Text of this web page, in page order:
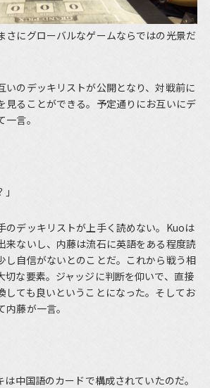
にグローバルなゲームならではの光景だ
のデッキリストが公開となり、対戦前に
見ることができる。予定通りにお互いにデ
言。
のデッキリストが上手く読めない。Kuoは
来ないし、内藤は流石に英語をある程度読
し自信がないとのことだ。これから戦う相
切な要素。ジャッジに判断を仰いで、直接
しても良いということになった。そしてお
藤が一言。
中国語のカードで構成されていたのだ。